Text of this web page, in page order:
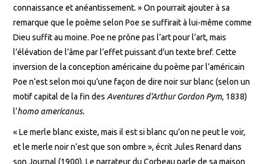
connaissance et anéantissement. » On pourrait ajouter à sa
remarque que le poème selon Poe se suffirait à lui-même comme
Dieu suffit au moine. Poe ne prône pas l’art pour l’art, mais
l’élévation de l’âme par l’effet puissant d’un texte bref. Cette
inversion de la conception américaine du poème par l’américain
Poe n’est selon moi qu’une façon de dire noir sur blanc (selon un
motif capital de la fin des Aventures d’Arthur Gordon Pym, 1838)
l’homo americanus.
« Le merle blanc existe, mais il est si blanc qu’on ne peut le voir,
et le merle noir n’est que son ombre », écrit Jules Renard dans
son Journal (1900). Le narrateur du Corbeau parle de sa maison